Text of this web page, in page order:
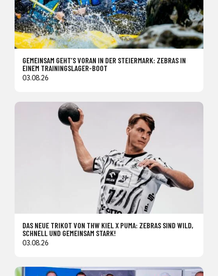
GEMEINSAM GEHT’S VORAN IN DER STEIERMARK: ZEBRAS IN
EINEM TRAININGSLAGER-BOOT
03.08.26
DAS NEUE TRIKOT VON THW KIEL X PUMA: ZEBRAS SIND WILD,
SCHNELL UND GEMEINSAM STARK!
03.08.26